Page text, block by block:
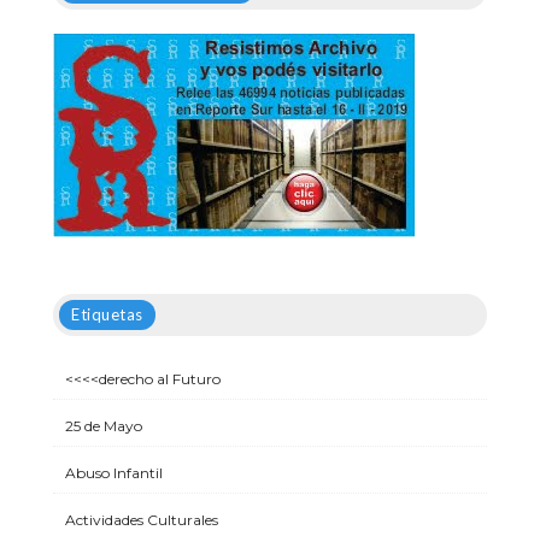
Etiquetas
<<<<derecho al Futuro
25 de Mayo
Abuso Infantil
Actividades Culturales